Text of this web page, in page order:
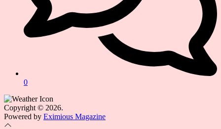
0
Copyright © 2026.
Powered by Eximious Magazine